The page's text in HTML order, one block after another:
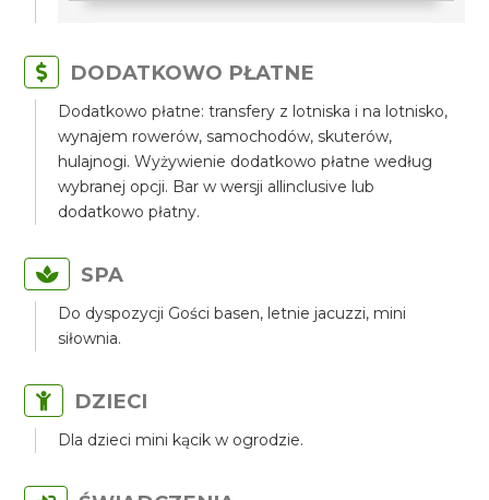
DODATKOWO PŁATNE
Dodatkowo płatne: transfery z lotniska i na lotnisko,
wynajem rowerów, samochodów, skuterów,
hulajnogi. Wyżywienie dodatkowo płatne według
wybranej opcji. Bar w wersji allinclusive lub
dodatkowo płatny.
SPA
Do dyspozycji Gości basen, letnie jacuzzi, mini
siłownia.
DZIECI
Dla dzieci mini kącik w ogrodzie.